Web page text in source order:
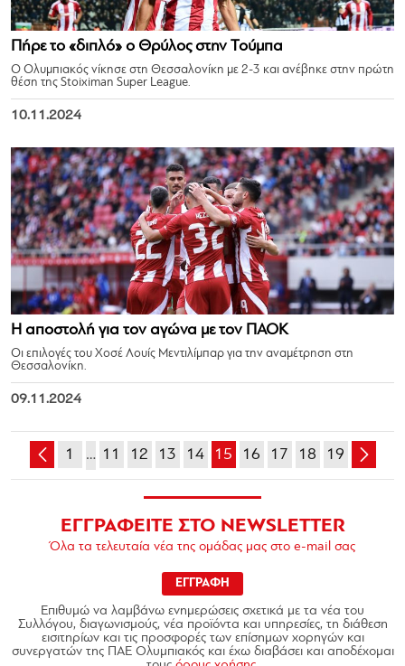
Πήρε το «διπλό» ο Θρύλος στην Τούμπα
Ο Ολυμπιακός νίκησε στη Θεσσαλονίκη με 2-3 και ανέβηκε στην πρώτη
θέση της Stoiximan Super League.
10.11.2024
Η αποστολή για τον αγώνα με τον ΠΑΟΚ
Οι επιλογές του Χοσέ Λουίς Μεντιλίμπαρ για την αναμέτρηση στη
Θεσσαλονίκη.
09.11.2024
1 … 11 12 13 14 15 16 17 18 19
ΕΓΓΡΑΦΕΙΤΕ ΣΤΟ NEWSLETTER
Όλα τα τελευταία νέα της ομάδας μας στο e-mail σας
ΕΓΓΡΑΦΗ
Επιθυμώ να λαμβάνω ενημερώσεις σχετικά με τα νέα του
Συλλόγου, διαγωνισμούς, νέα προϊόντα και υπηρεσίες, τη διάθεση
εισιτηρίων και τις προσφορές των επίσημων χορηγών και
συνεργατών της ΠΑΕ Ολυμπιακός και έχω διαβάσει και αποδέχομαι